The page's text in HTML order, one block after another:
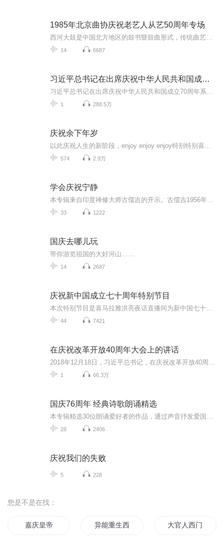
1985年北京曲协庆祝老艺人从艺50周年专场
14 6687
习近平总书记在出席庆祝中华人民共和国成立70周年系列活动时的讲话
1 288.5万
庆祝余下年岁
574 2.9万
学会庆祝宁静
33 1222
国庆去哪儿玩
带你游览祖国的大好河山……
14 2687
庆祝新中国成立七十周年特别节目
44 7421
在庆祝改革开放40周年大会上的讲话
1 66.3万
国庆76周年 经典诗歌朗诵精选
28 2406
庆祝我们的失败
5 228
您是不是在找：
嘉庆皇帝 异能重生西门庆 大官人西门庆